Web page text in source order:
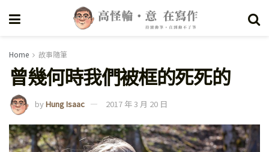
Home 故事隨筆
曾幾何時我們被框的死死的
byHung Isaac 2017 年 3 月 20 日